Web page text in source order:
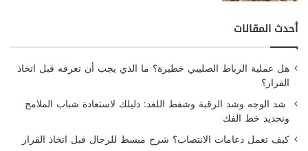
أحدث المقالات
هل عملية الرباط الصليبي خطيرة؟ ما الذي يجب أن تعرفه قبل اتخاذ
القرار؟
شد الوجه وشد الرقبة وشفط اللغد: دليلك لاستعادة شباب الملامح
وتحديد خط الفك
كيف تعمل دعامات الانتصاب؟ شرح مبسط للرجال قبل اتخاذ القرار